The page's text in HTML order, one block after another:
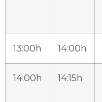
13:00h 14:00h
14:00h 14:15h